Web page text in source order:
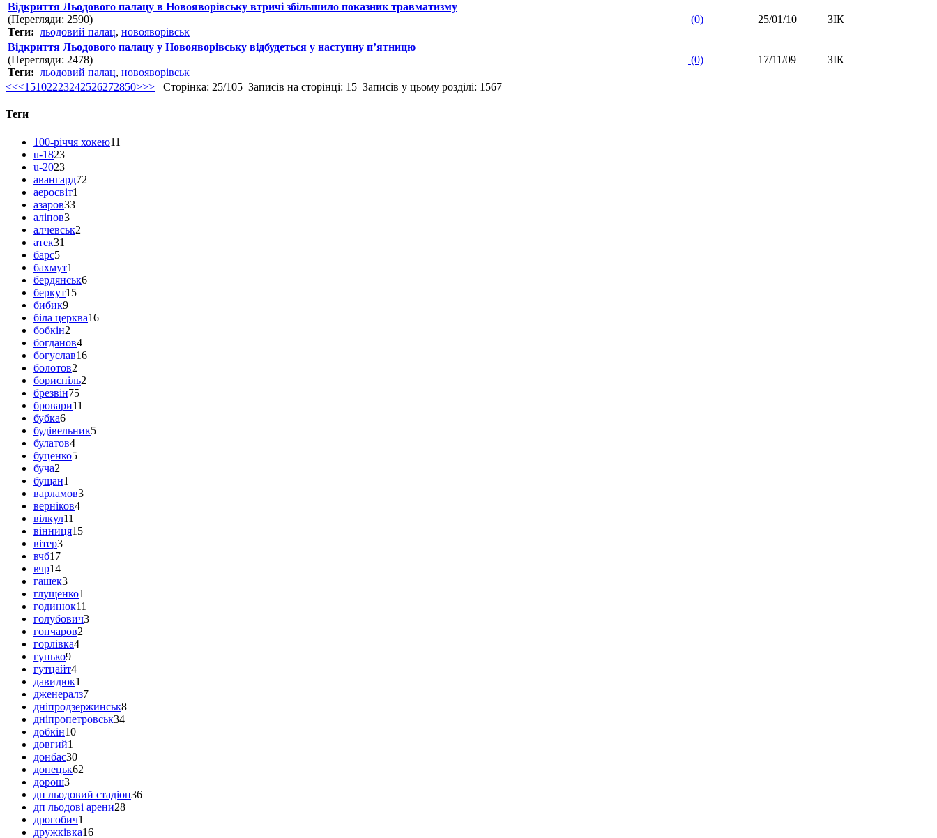
Відкриття Льодового палацу в Новояворівську втричі збільшило показник травматизму
(Перегляди: 2590)
Теги: льодовий палац, новояворівськ
(0) 25/01/10 ЗІК
Відкриття Льодового палацу у Новояворівську відбудеться у наступну п’ятницю
(Перегляди: 2478)
Теги: льодовий палац, новояворівськ
(0) 17/11/09 ЗІК
<<<1 5102223242526272850>>> Сторінка: 25/105 Записів на сторінці: 15 Записів у цьому розділі: 1567
Теги
100-річчя хокею11
u-1823
u-2023
авангард72
аеросвіт1
азаров33
аліпов3
алчевськ2
атек31
барс5
бахмут1
бердянськ6
беркут15
бибик9
біла церква16
бобкін2
богданов4
богуслав16
болотов2
бориспіль2
брезвін75
бровари11
бубка6
будівельник5
булатов4
буценко5
буча2
бущан1
варламов3
верніков4
вілкул11
вінниця15
вітер3
вчб17
вчр14
гашек3
глущенко1
годинюк11
голубович3
гончаров2
горлівка4
гунько9
гутцайт4
давидюк1
дженералз7
дніпродзержинськ8
дніпропетровськ34
добкін10
довгий1
донбас30
донецьк62
дорош3
дп льодовий стадіон36
дп льодові арени28
дрогобич1
дружківка16